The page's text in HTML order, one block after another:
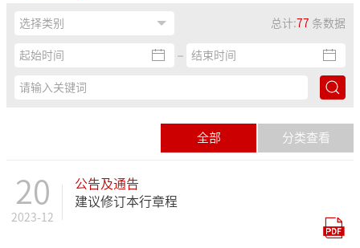
总计: 77 条数据
全部 分类查看
20
2023-12
公告及通告
建议修订本行章程